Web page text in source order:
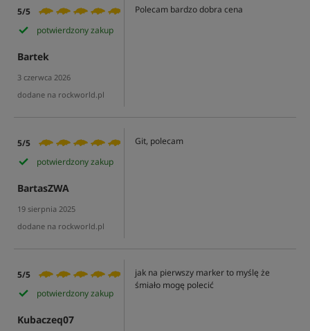
5/5
potwierdzony zakup
Bartek
3 czerwca 2026
dodane na rockworld.pl
Polecam bardzo dobra cena
5/5
potwierdzony zakup
BartasZWA
19 sierpnia 2025
dodane na rockworld.pl
Git, polecam
5/5
potwierdzony zakup
Kubaczeq07
jak na pierwszy marker to myślę że
śmiało mogę polecić